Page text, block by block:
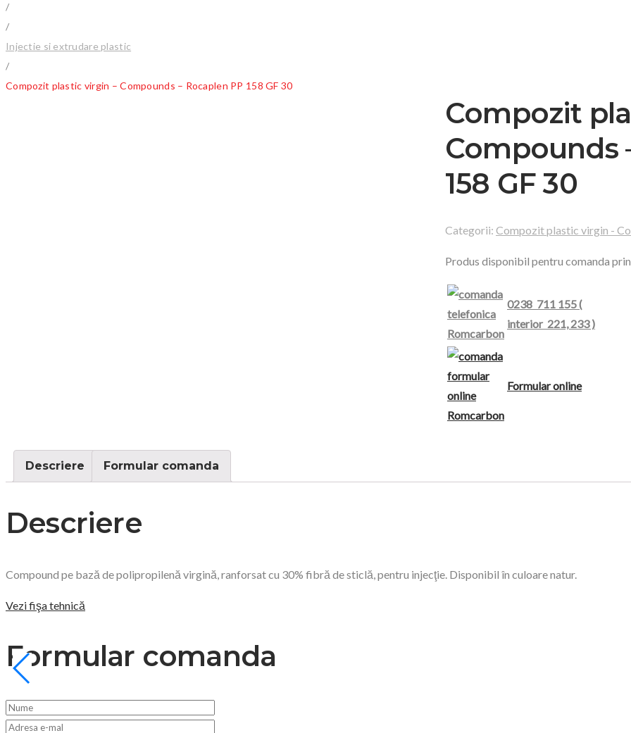
/
/
Injectie si extrudare plastic
/
Compozit plastic virgin – Compounds – Rocaplen PP 158 GF 30
Compozit
Compounds
158 GF 30
Categorii: Compozit plastic virgin -
Produs disponibil pentru comanda
0238 711 155 (
interior 221, 233 )
Formular online
Descriere Formular comanda
Descriere
Compound pe bază de polipropilenă virgină, ranforsat cu 30% fibră de sticlă, pentru injecţie. Disponibil în culoare natur.
Vezi fişa tehnică
Formular comanda